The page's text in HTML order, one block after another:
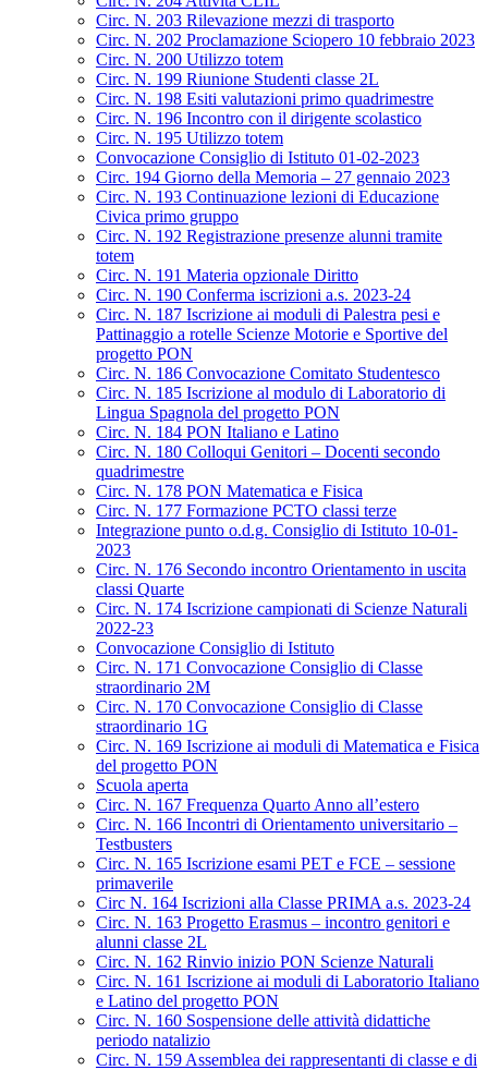
Circ. N. 203 Rilevazione mezzi di trasporto
Circ. N. 202 Proclamazione Sciopero 10 febbraio 2023
Circ. N. 200 Utilizzo totem
Circ. N. 199 Riunione Studenti classe 2L
Circ. N. 198 Esiti valutazioni primo quadrimestre
Circ. N. 196 Incontro con il dirigente scolastico
Circ. N. 195 Utilizzo totem
Convocazione Consiglio di Istituto 01-02-2023
Circ. 194 Giorno della Memoria – 27 gennaio 2023
Circ. N. 193 Continuazione lezioni di Educazione
Civica primo gruppo
Circ. N. 192 Registrazione presenze alunni tramite
totem
Circ. N. 191 Materia opzionale Diritto
Circ. N. 190 Conferma iscrizioni a.s. 2023-24
Circ. N. 187 Iscrizione ai moduli di Palestra pesi e
Pattinaggio a rotelle Scienze Motorie e Sportive del
progetto PON
Circ. N. 186 Convocazione Comitato Studentesco
Circ. N. 185 Iscrizione al modulo di Laboratorio di
Lingua Spagnola del progetto PON
Circ. N. 184 PON Italiano e Latino
Circ. N. 180 Colloqui Genitori – Docenti secondo
quadrimestre
Circ. N. 178 PON Matematica e Fisica
Circ. N. 177 Formazione PCTO classi terze
Integrazione punto o.d.g. Consiglio di Istituto 10-01-
2023
Circ. N. 176 Secondo incontro Orientamento in uscita
classi Quarte
Circ. N. 174 Iscrizione campionati di Scienze Naturali
2022-23
Convocazione Consiglio di Istituto
Circ. N. 171 Convocazione Consiglio di Classe
straordinario 2M
Circ. N. 170 Convocazione Consiglio di Classe
straordinario 1G
Circ. N. 169 Iscrizione ai moduli di Matematica e Fisica
del progetto PON
Scuola aperta
Circ. N. 167 Frequenza Quarto Anno all’estero
Circ. N. 166 Incontri di Orientamento universitario –
Testbusters
Circ. N. 165 Iscrizione esami PET e FCE – sessione
primaverile
Circ N. 164 Iscrizioni alla Classe PRIMA a.s. 2023-24
Circ. N. 163 Progetto Erasmus – incontro genitori e
alunni classe 2L
Circ. N. 162 Rinvio inizio PON Scienze Naturali
Circ. N. 161 Iscrizione ai moduli di Laboratorio Italiano
e Latino del progetto PON
Circ. N. 160 Sospensione delle attività didattiche
periodo natalizio
Circ. N. 159 Assemblea dei rappresentanti di classe e di